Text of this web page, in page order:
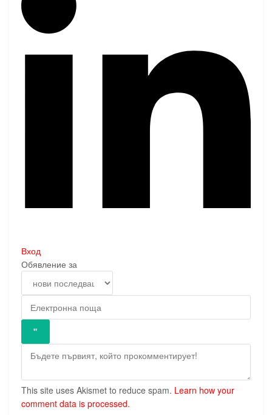
Вход
Обявление за
This site uses Akismet to reduce spam. Learn how your
comment data is processed.